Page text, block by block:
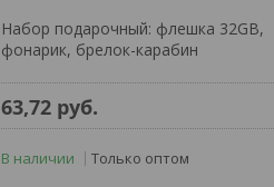
Набор подарочный: флешка 32GB,
фонарик, брелок-карабин
63,72 руб.
В наличии Только оптом